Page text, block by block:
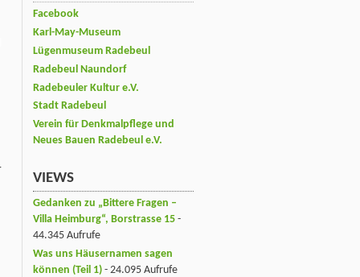
Facebook
Karl-May-Museum
Lügenmuseum Radebeul
Radebeul Naundorf
Radebeuler Kultur e.V.
Stadt Radebeul
Verein für Denkmalpflege und
Neues Bauen Radebeul e.V.
VIEWS
Gedanken zu „Bittere Fragen –
Villa Heimburg“, Borstrasse 15 -
44.345 Aufrufe
Was uns Häusernamen sagen
können (Teil 1) - 24.095 Aufrufe